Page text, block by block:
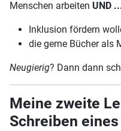
Menschen arbeiten UND
Inklusion fördern
die gerne Bücher als
Neugierig? Dann dann
Meine zweite
Schreiben